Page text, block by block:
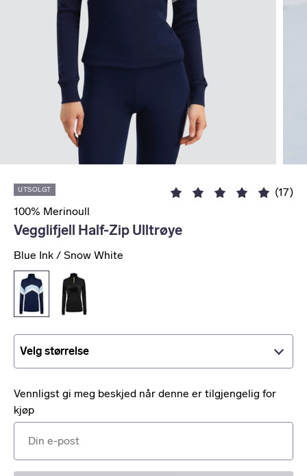
UTSOLGT
(17)
100% Merinoull
Vegglifjell Half-Zip Ulltrøye
Blue Ink / Snow White
Velg størrelse
Vennligst gi meg beskjed når denne er tilgjengelig for
kjøp